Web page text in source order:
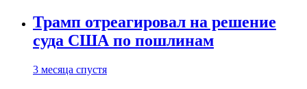
Трамп отреагировал на решение
суда США по пошлинам
3 месяца спустя